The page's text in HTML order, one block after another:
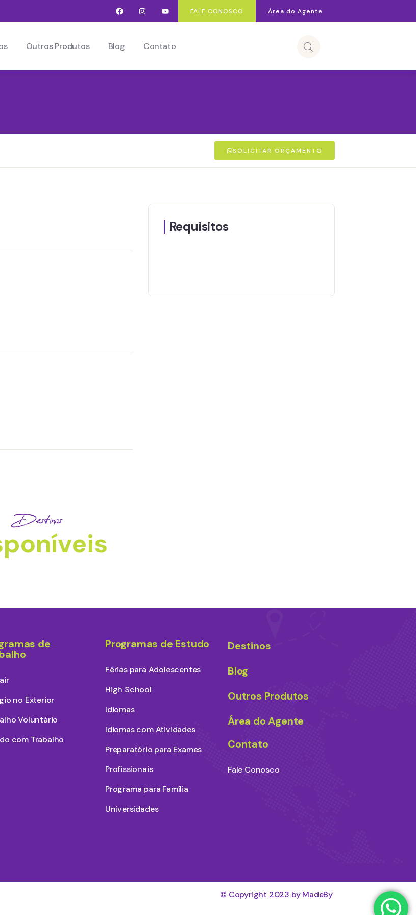
FALE CONOSCO Área do Agente
Outros Produtos Blog Contato
SOLICITAR ORÇAMENTO
Requisitos
Destinos
de
no Exterior
Voluntário
com Trabalho
Programas de Estudo
Férias para Adolescentes
High School
Idiomas
Idiomas com Atividades
Preparatório para Exames
Profissionais
Programa para Família
Universidades
Destinos
Blog
Outros Produtos
Área do Agente
Contato
Fale Conosco
© Copyright 2023 by MadeBy